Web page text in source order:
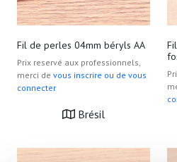
Fil de perles 04mm béryls AA
Prix reservé aux professionnels,
merci de vous inscrire ou de vous
connecter
Brésil